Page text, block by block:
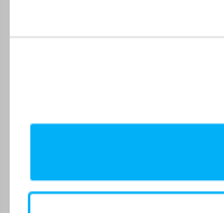
Viskas gerai
Gytis Š.